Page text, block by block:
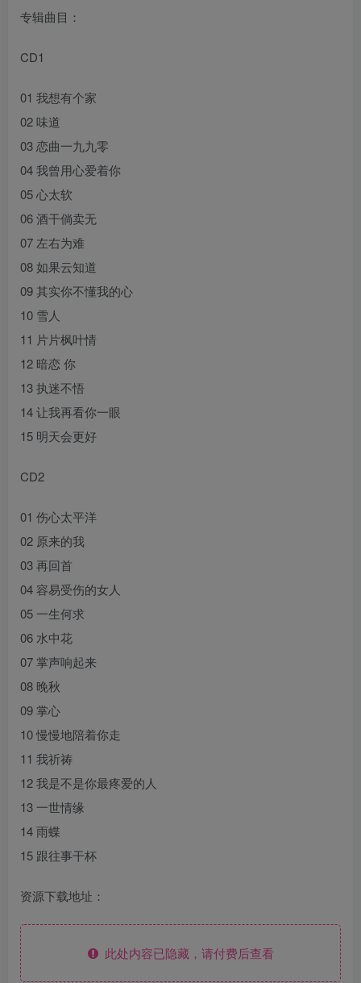
专辑曲目：
CD1
01 我想有个家
02 味道
03 恋曲一九九零
04 我曾用心爱着你
05 心太软
06 酒干倘卖无
07 左右为难
08 如果云知道
09 其实你不懂我的心
10 雪人
11 片片枫叶情
12 暗恋 你
13 执迷不悟
14 让我再看你一眼
15 明天会更好
CD2
01 伤心太平洋
02 原来的我
03 再回首
04 容易受伤的女人
05 一生何求
06 水中花
07 掌声响起来
08 晚秋
09 掌心
10 慢慢地陪着你走
11 我祈祷
12 我是不是你最疼爱的人
13 一世情缘
14 雨蝶
15 跟往事干杯
资源下载地址：
此处内容已隐藏，请付费后查看